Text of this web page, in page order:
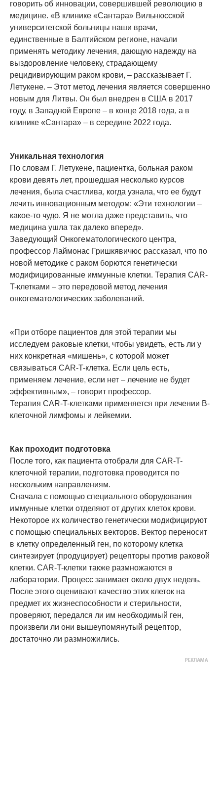
говорить об инновации, совершившей революцию в
медицине. «В клинике «Сантара» Вильнюсской
университетской больницы наши врачи,
единственные в Балтийском регионе, начали
применять методику лечения, дающую надежду на
выздоровление человеку, страдающему
рецидивирующим раком крови, – рассказывает Г.
Летукене. – Этот метод лечения является совершенно
новым для Литвы. Он был внедрен в США в 2017
году, в Западной Европе – в конце 2018 года, а в
клинике «Сантара» – в середине 2022 года.
Уникальная технология
По словам Г. Летукене, пациентка, больная раком
крови девять лет, прошедшая несколько курсов
лечения, была счастлива, когда узнала, что ее будут
лечить инновационным методом: «Эти технологии –
какое-то чудо. Я не могла даже представить, что
медицина ушла так далеко вперед».
Заведующий Онкогематологического центра,
профессор Лаймонас Гришкявичюс рассказал, что по
новой методике с раком борются генетически
модифицированные иммунные клетки. Терапия CAR-
T-клетками – это передовой метод лечения
онкогематологических заболеваний.
«При отборе пациентов для этой терапии мы
исследуем раковые клетки, чтобы увидеть, есть ли у
них конкретная «мишень», с которой может
связываться CAR-T-клетка. Если цель есть,
применяем лечение, если нет – лечение не будет
эффективным», – говорит профессор.
Терапия CAR-T-клетками применяется при лечении В-
клеточной лимфомы и лейкемии.
Как проходит подготовка
После того, как пациента отобрали для CAR-T-
клеточной терапии, подготовка проводится по
нескольким направлениям.
Сначала с помощью специального оборудования
иммунные клетки отделяют от других клеток крови.
Некоторое их количество генетически модифицируют
с помощью специальных векторов. Вектор переносит
в клетку определенный ген, по которому клетка
синтезирует (продуцирует) рецепторы против раковой
клетки. CAR-T-клетки также размножаются в
лаборатории. Процесс занимает около двух недель.
После этого оценивают качество этих клеток на
предмет их жизнеспособности и стерильности,
проверяют, передался ли им необходимый ген,
произвели ли они вышеупомянутый рецептор,
достаточно ли размножились.